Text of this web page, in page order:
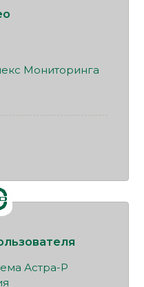
Мониторинга
Астра-Р